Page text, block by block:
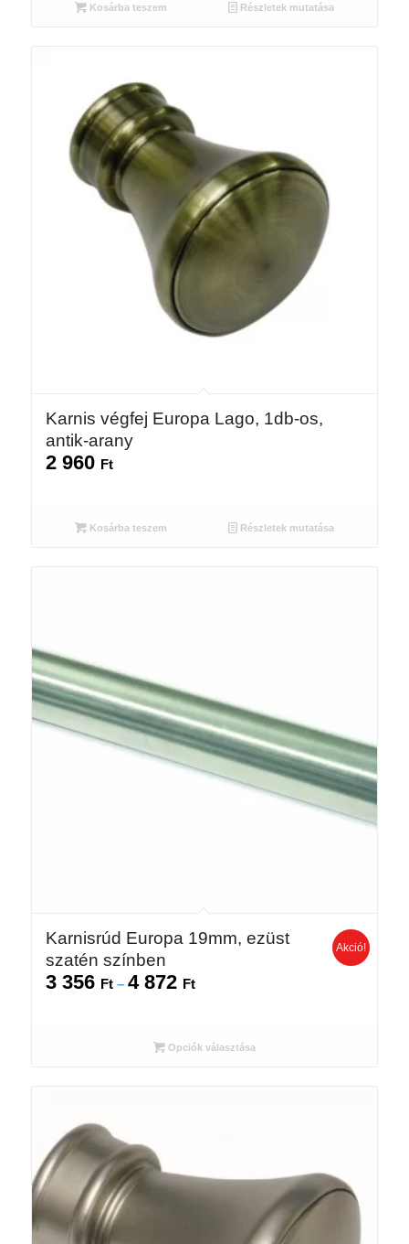
Kosárba teszem Részletek mutatása
Karnis végfej Europa Lago, 1db-os,
antik-arany
2 960 Ft
Kosárba teszem Részletek mutatása
Karnisrúd Europa 19mm, ezüst
szatén színben
3 356 Ft – 4 872 FtÁrtartomány:
-
Akció!
Opciók választása